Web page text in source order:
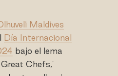
Maldives
Día Internacional
bajo el lema
Chefs,'